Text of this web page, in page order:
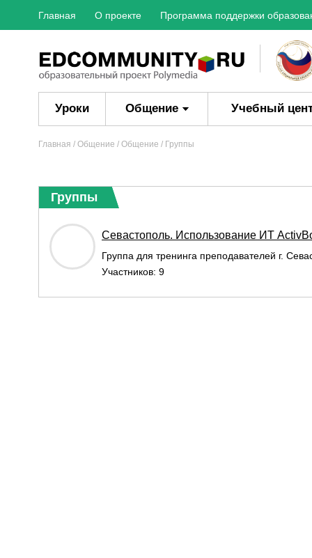
Главная О проекте Программа поддержки
Уроки Общение Учебный
Главная / Общение / Общение / Группы
Группы
Севастополь. Использование ИТ
Группа для тренинга преподавателей г.
Участников: 9